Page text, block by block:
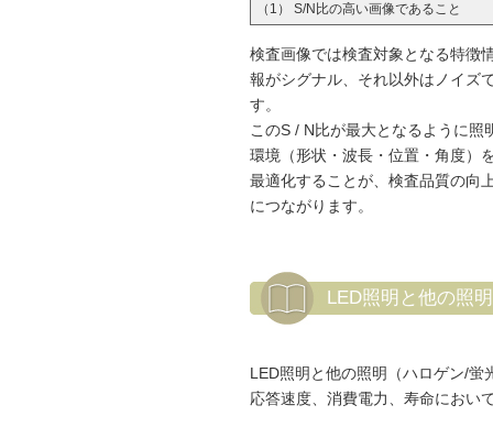
（1） S/N比の高い画像であること
検査画像では検査対象となる特徴
報がシグナル、それ以外はノイズ
す。
このS / N比が最大となるように照
環境（形状・波長・位置・角度）
最適化することが、検査品質の向
につながります。
LED照明と他の照
LED照明と他の照明（ハロゲン/
応答速度、消費電力、寿命におい